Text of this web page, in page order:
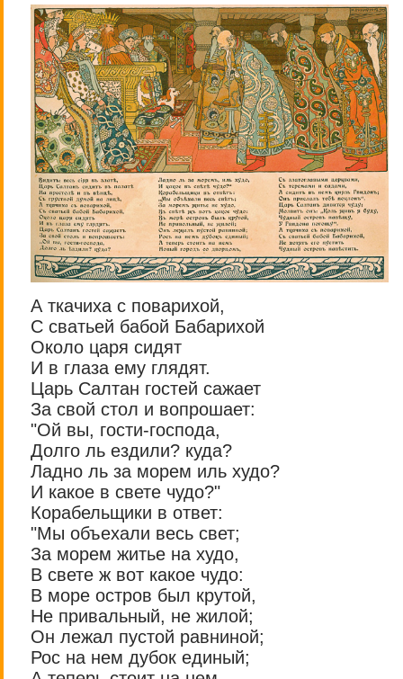
А ткачиха с поварихой,
С сватьей бабой Бабарихой
Около царя сидят
И в глаза ему глядят.
Царь Салтан гостей сажает
За свой стол и вопрошает:
"Ой вы, гости-господа,
Долго ль ездили? куда?
Ладно ль за морем иль худо?
И какое в свете чудо?"
Корабельщики в ответ:
"Мы объехали весь свет;
За морем житье на худо,
В свете ж вот какое чудо:
В море остров был крутой,
Не привальный, не жилой;
Он лежал пустой равниной;
Рос на нем дубок единый;